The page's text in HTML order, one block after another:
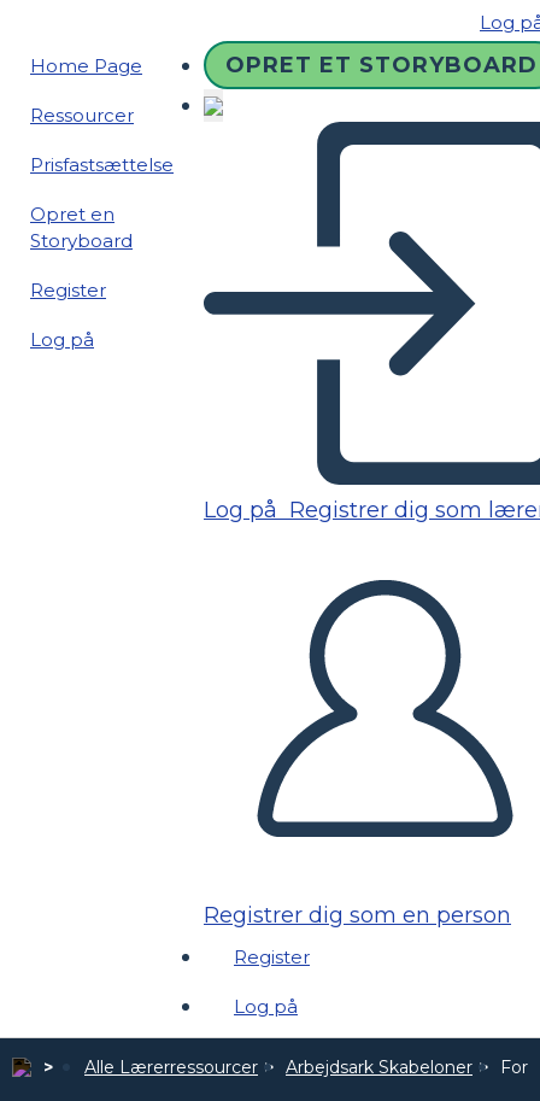
Log
Home Page
Ressourcer
Prisfastsættelse
Opret en
Storyboard
Register
Log på
OPRET ET STORYBOARD
Log på Registrer dig som
Registrer dig som en person
Register
Log på
Alle Lærerressourcer Arbejdsark Skabeloner